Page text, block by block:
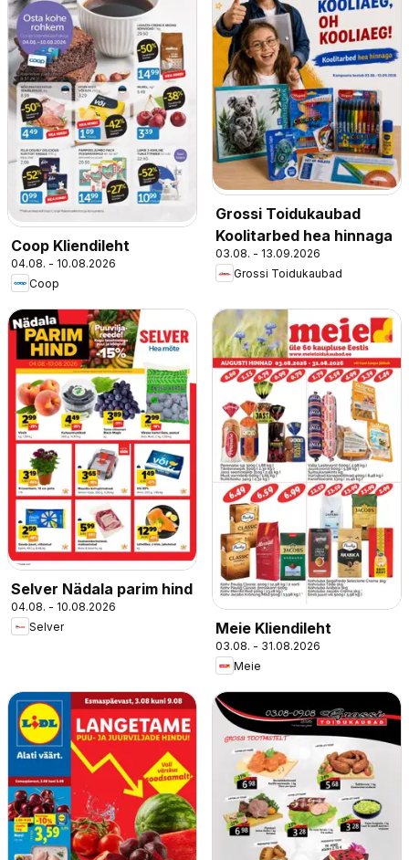
Coop Kliendileht
04.08. - 10.08.2026
Coop
Grossi Toidukaubad
Koolitarbed hea hinnaga
03.08. - 13.09.2026
Grossi Toidukaubad
Selver Nädala parim hind
04.08. - 10.08.2026
Selver
Meie Kliendileht
03.08. - 31.08.2026
Meie